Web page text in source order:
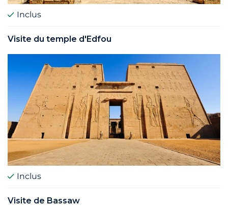
Inclus
Visite du temple d'Edfou
Inclus
Visite de Bassaw